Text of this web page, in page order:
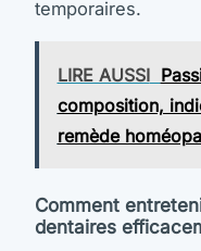
temporaires.
LIRE AUSSI
composition,
remède
Comment
dentaires